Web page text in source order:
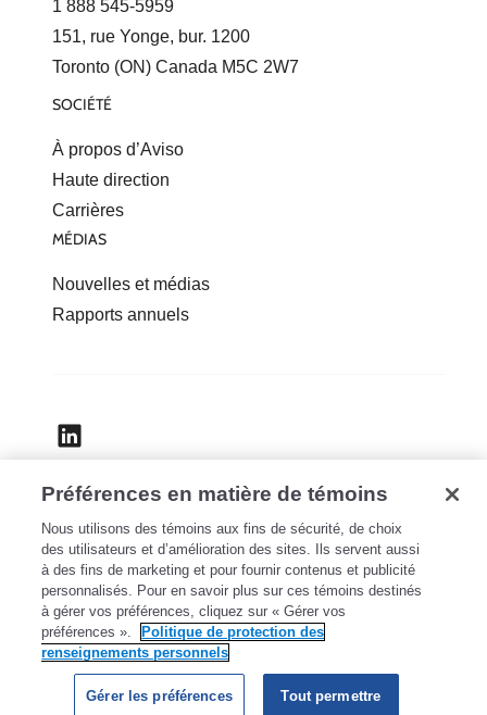
1 888 545-5959
151, rue Yonge, bur. 1200
Toronto (ON) Canada M5C 2W7
SOCIÉTÉ
À propos d’Aviso
Haute direction
Carrières
MÉDIAS
Nouvelles et médias
Rapports annuels
Confidentialité
Mentions légales
Sécurité
Paramètres des témoins
Copyright © 2025 Patrimoine Aviso inc.
Préférences en matière de témoins
Nous utilisons des témoins aux fins de sécurité, de choix
des utilisateurs et d’amélioration des sites. Ils servent aussi
à des fins de marketing et pour fournir contenus et publicité
personnalisés. Pour en savoir plus sur ces témoins destinés
à gérer vos préférences, cliquez sur « Gérer vos
préférences ».
Politique de protection des
renseignements personnels
Gérer les préférences Tout permettre